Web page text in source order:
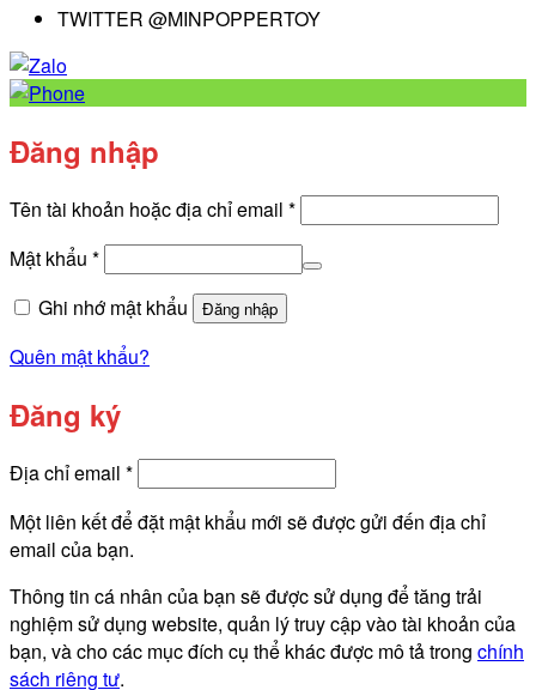
TWITTER @MINPOPPERTOY
Đăng nhập
Tên tài khoản hoặc địa chỉ email *Bắt
Mật khẩu *Bắt
Ghi nhớ mật khẩu
Đăng nhập
Quên mật khẩu?
Đăng ký
Địa chỉ email *Bắt
Một liên kết để đặt mật khẩu mới sẽ được gửi đến địa chỉ
email của bạn.
Thông tin cá nhân của bạn sẽ được sử dụng để tăng trải
nghiệm sử dụng website, quản lý truy cập vào tài khoản của
bạn, và cho các mục đích cụ thể khác được mô tả trong chính
sách riêng tư.